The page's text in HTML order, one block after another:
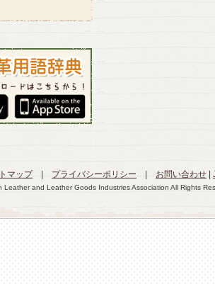
マップ| プライバシーポリシー お問い合わせ
Leather and Leather Goods Industries Association All Rights